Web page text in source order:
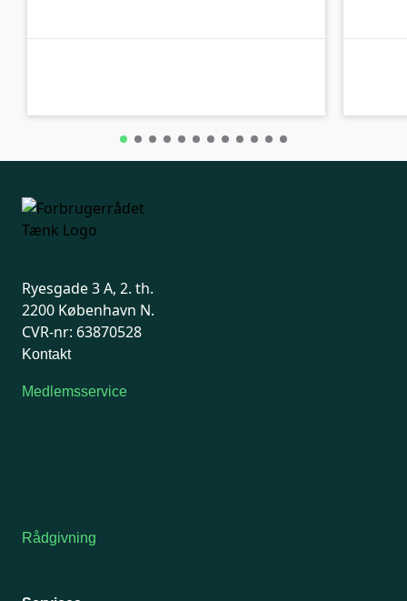
Ryesgade 3 A, 2. th.
2200 København N.
CVR-nr: 63870528
Kontakt
Medlemsservice
Rådgivning